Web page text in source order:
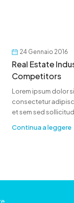
24 Gennaio 2016
Real Estate
Competitors
Lorem ipsum dolor
consectetur
et sem sed
Continua a leggere